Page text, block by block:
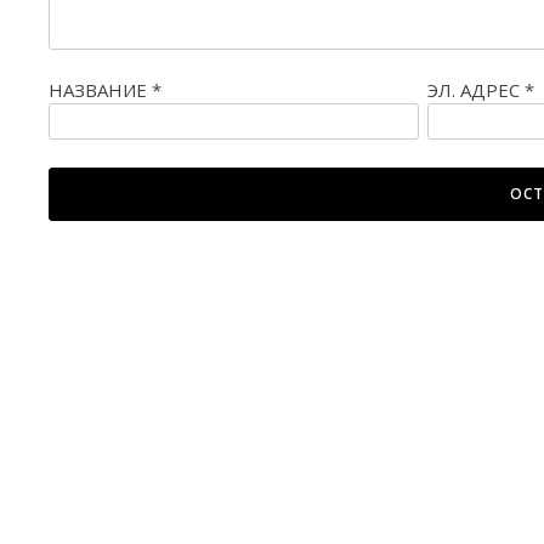
НАЗВАНИЕ * ЭЛ. АДРЕС*